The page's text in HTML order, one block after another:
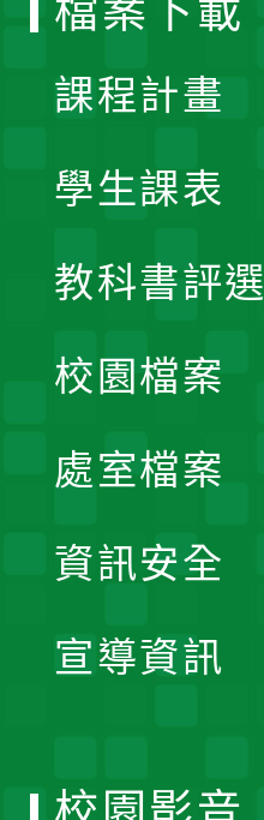
檔案下載
課程計畫
學生課表
教科書評選
校園檔案
處室檔案
資訊安全
宣導資訊